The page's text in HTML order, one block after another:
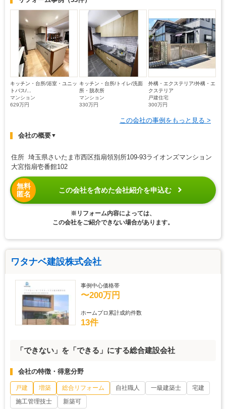
キッチン・台所/浴室・ユニッ
トバス/...
マンション
629万円
キッチン・台所/トイレ/洗面
所・脱衣所
マンション
330万円
外構・エクステリア/外構・エ
クステリア
戸建住宅
300万円
この会社の事例をもっと見る >
会社の概要▼
住所 埼玉県さいたま市西区指扇領別所109-93ライオンズマンション
大宮指扇壱番館102
無料
匿名
この会社を含めた会社紹介を申込む
※リフォーム内容によっては、
この会社をご紹介できない場合があります。
ワタナベ建設株式会社
事例中心価格帯
〜200万円
ホームプロ累計成約件数
13件
「できない」を「できる」にする総合建設会社
会社の特徴・得意分野
戸建 増築 総合リフォーム 自社職人 一級建築士
宅建
施工管理技士
新築可